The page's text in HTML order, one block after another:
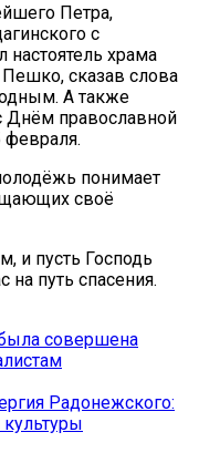
Петра,
с
храма
сказав слова
А также
Днём православной
февраля.
понимает
своё
и пусть Господь
на путь спасения.
совершена
Радонежского: